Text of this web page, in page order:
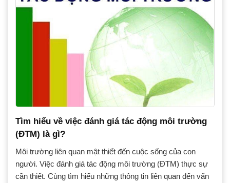
Tìm hiểu về việc đánh giá tác động môi trường
(ĐTM) là gì?
Môi trường liên quan mật thiết đến cuộc sống của con
người. Việc đánh giá tác động môi trường (ĐTM) thực sự
cần thiết. Cùng tìm hiểu những thông tin liên quan đến vấn